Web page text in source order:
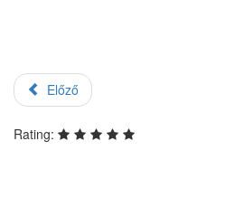
Előző
Rating: